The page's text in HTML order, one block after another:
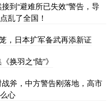
到“避难所已失效”警告，导
乱了全国！
，日本扩军备武再添新证
换羽之“陆”》
斧，中方警告刚落地，高市
心